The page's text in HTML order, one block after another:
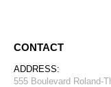
CONTACT
ADDRESS:
555 Boulevard Roland-